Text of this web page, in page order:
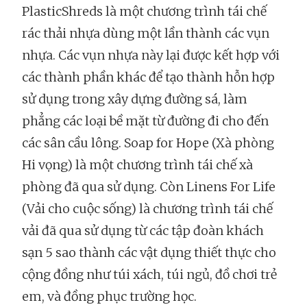
PlasticShreds là một chương trình tái chế
rác thải nhựa dùng một lần thành các vụn
nhựa. Các vụn nhựa này lại được kết hợp với
các thành phần khác để tạo thành hỗn hợp
sử dụng trong xây dựng đường sá, làm
phẳng các loại bề mặt từ đường đi cho đến
các sân cầu lông. Soap for Hope (Xà phòng
Hi vọng) là một chương trình tái chế xà
phòng đã qua sử dụng. Còn Linens For Life
(Vải cho cuộc sống) là chương trình tái chế
vải đã qua sử dụng từ các tập đoàn khách
sạn 5 sao thành các vật dụng thiết thực cho
cộng đồng như túi xách, túi ngủ, đồ chơi trẻ
em, và đồng phục trường học.